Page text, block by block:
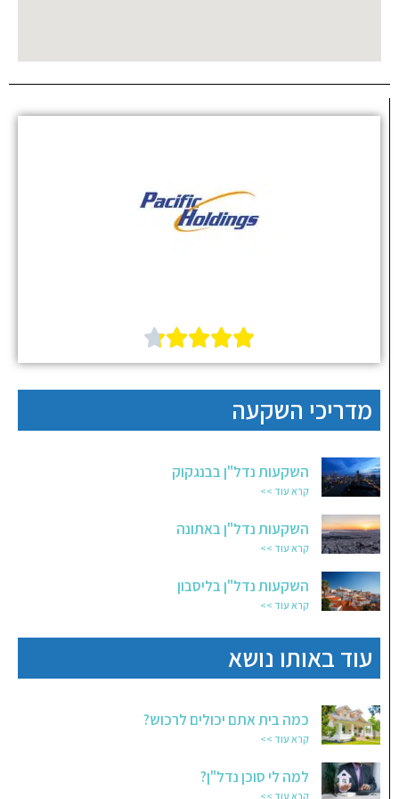





מדריכי השקעה
השקעות נדל"ן בבנגקוק
קרא עוד >>
השקעות נדל"ן באתונה
קרא עוד >>
השקעות נדל"ן בליסבון
קרא עוד >>
עוד באותו נושא
כמה בית אתם יכולים לרכוש?
קרא עוד >>
למה לי סוכן נדל"ן?
קרא עוד >>